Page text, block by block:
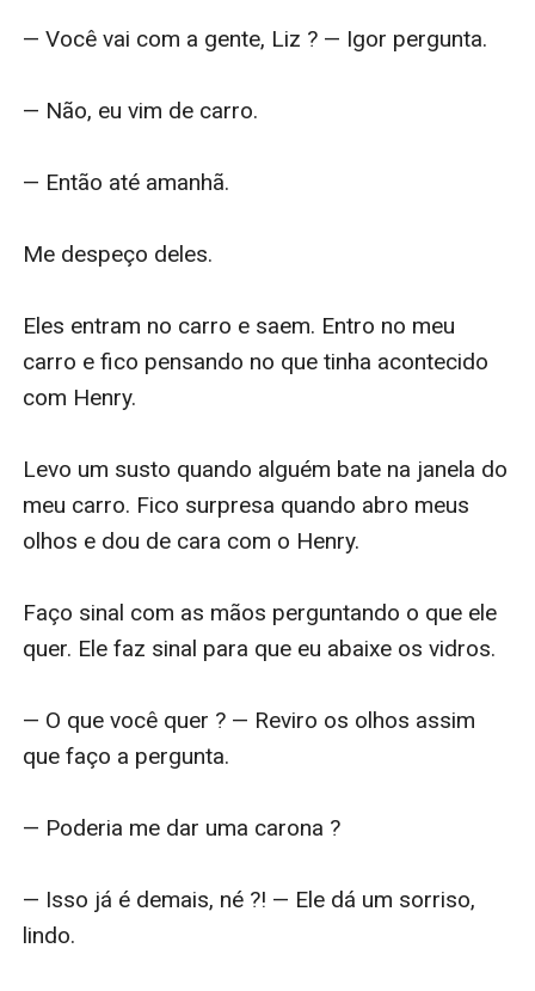
— Você vai com a gente, Liz ? — Igor pergunta.
— Não, eu vim de carro.
— Então até amanhã.
Me despeço deles.
Eles entram no carro e saem. Entro no meu
carro e fico pensando no que tinha acontecido
com Henry.
Levo um susto quando alguém bate na janela do
meu carro. Fico surpresa quando abro meus
olhos e dou de cara com o Henry.
Faço sinal com as mãos perguntando o que ele
quer. Ele faz sinal para que eu abaixe os vidros.
— O que você quer ? — Reviro os olhos assim
que faço a pergunta.
— Poderia me dar uma carona ?
— Isso já é demais, né ?! — Ele dá um sorriso,
lindo.